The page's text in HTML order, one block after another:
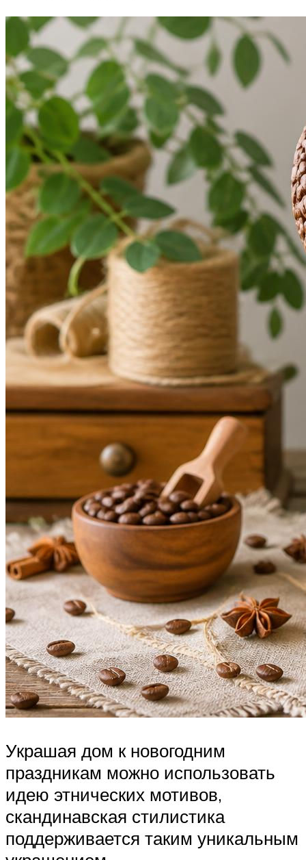
Украшая дом к новогодним
праздникам можно использовать
идею этнических мотивов,
скандинавская стилистика
поддерживается таким уникальным